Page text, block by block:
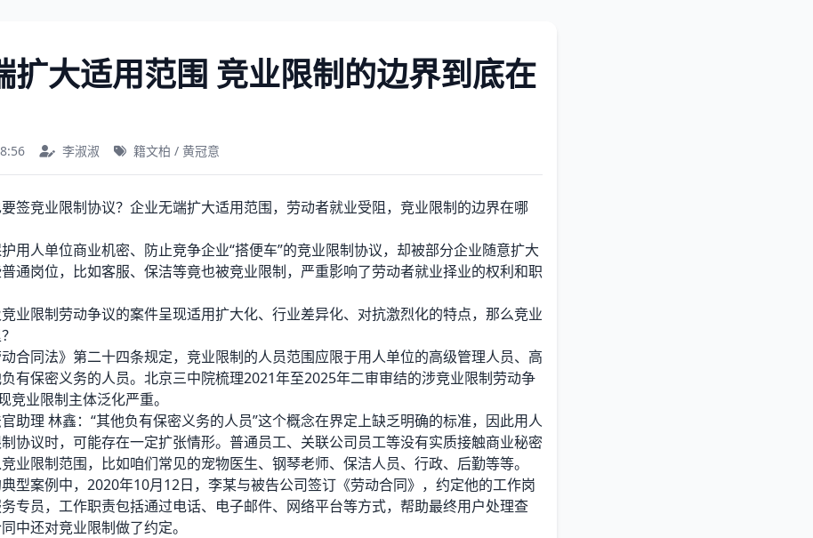
扩大适用范围 竞业限制的边界到底在
李淑淑 籍文柏 / 黄冠意
竞业限制协议？企业无端扩大适用范围，劳动者就业受阻，竞业限制的边界在哪
人单位商业机密、防止竞争企业“搭便车”的竞业限制协议，却被部分企业随意扩大
通岗位，比如客服、保洁等竟也被竞业限制，严重影响了劳动者就业择业的权利和职
限制劳动争议的案件呈现适用扩大化、行业差异化、对抗激烈化的特点，那么竞业
同法》第二十四条规定，竞业限制的人员范围应限于用人单位的高级管理人员、高
有保密义务的人员。北京三中院梳理2021年至2025年二审审结的涉竞业限制劳动争
竞业限制主体泛化严重。
理 林鑫：“其他负有保密义务的人员”这个概念在界定上缺乏明确的标准，因此用人
协议时，可能存在一定扩张情形。普通员工、关联公司员工等没有实质接触商业秘密
业限制范围，比如咱们常见的宠物医生、钢琴老师、保洁人员、行政、后勤等等。
案例中，2020年10月12日，李某与被告公司签订《劳动合同》，约定他的工作岗
专员，工作职责包括通过电话、电子邮件、网络平台等方式，帮助最终用户处理查
中还对竞业限制做了约定。